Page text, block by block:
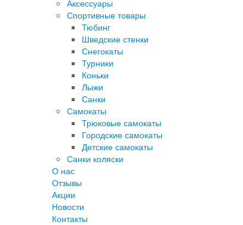
Аксессуары
Спортивные товары
Тюбинг
Шведские стенки
Снегокаты
Турники
Коньки
Лыжи
Санки
Самокаты
Трюковые самокаты
Городские самокаты
Детские самокаты
Санки коляски
О нас
Отзывы
Акции
Новости
Контакты